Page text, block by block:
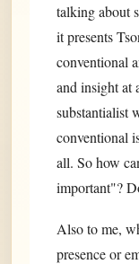
talking about
it presents
conventional
and insight at
substantialist
conventional
all. So how
important"?
Also to me,
presence or